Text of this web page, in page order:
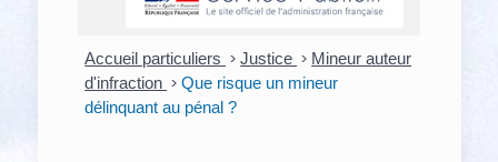
Accueil particuliers > Justice > Mineur auteur
d'infraction > Que risque un mineur
délinquant au pénal ?